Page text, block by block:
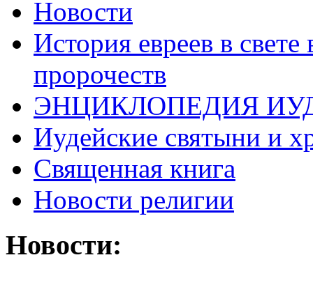
Новости
История евреев в
пророчеств
ЭНЦИКЛОПЕДИЯ
Иудейские святыни и
Священная книга
Новости религии
Новости: